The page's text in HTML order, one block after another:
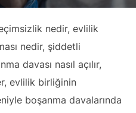
nedir, evlilik
nedir, şiddetli
davası nasıl açılır,
evlilik birliğinin
boşanma davalarında